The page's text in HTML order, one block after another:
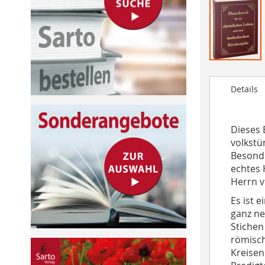
to
images
gallery
Details
Dieses
echtes
Herrn
Es ist
ganz